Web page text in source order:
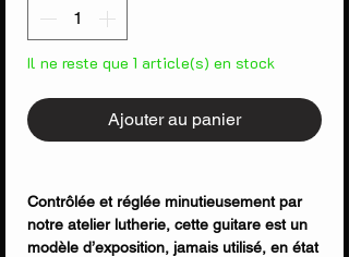
Il ne reste que 1 article(s) en stock
Ajouter au panier
Contrôlée et réglée minutieusement par
notre atelier lutherie, cette guitare est un
modèle d’exposition, jamais utilisé, en état